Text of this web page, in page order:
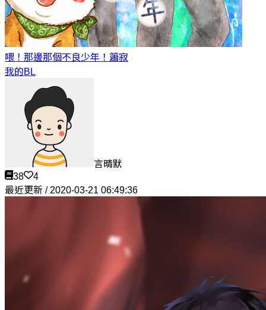
喂！那邊那個不良少年！ 簫寂
我的BL
言晴默
38
4
最近更新 / 2020-03-21 06:49:36